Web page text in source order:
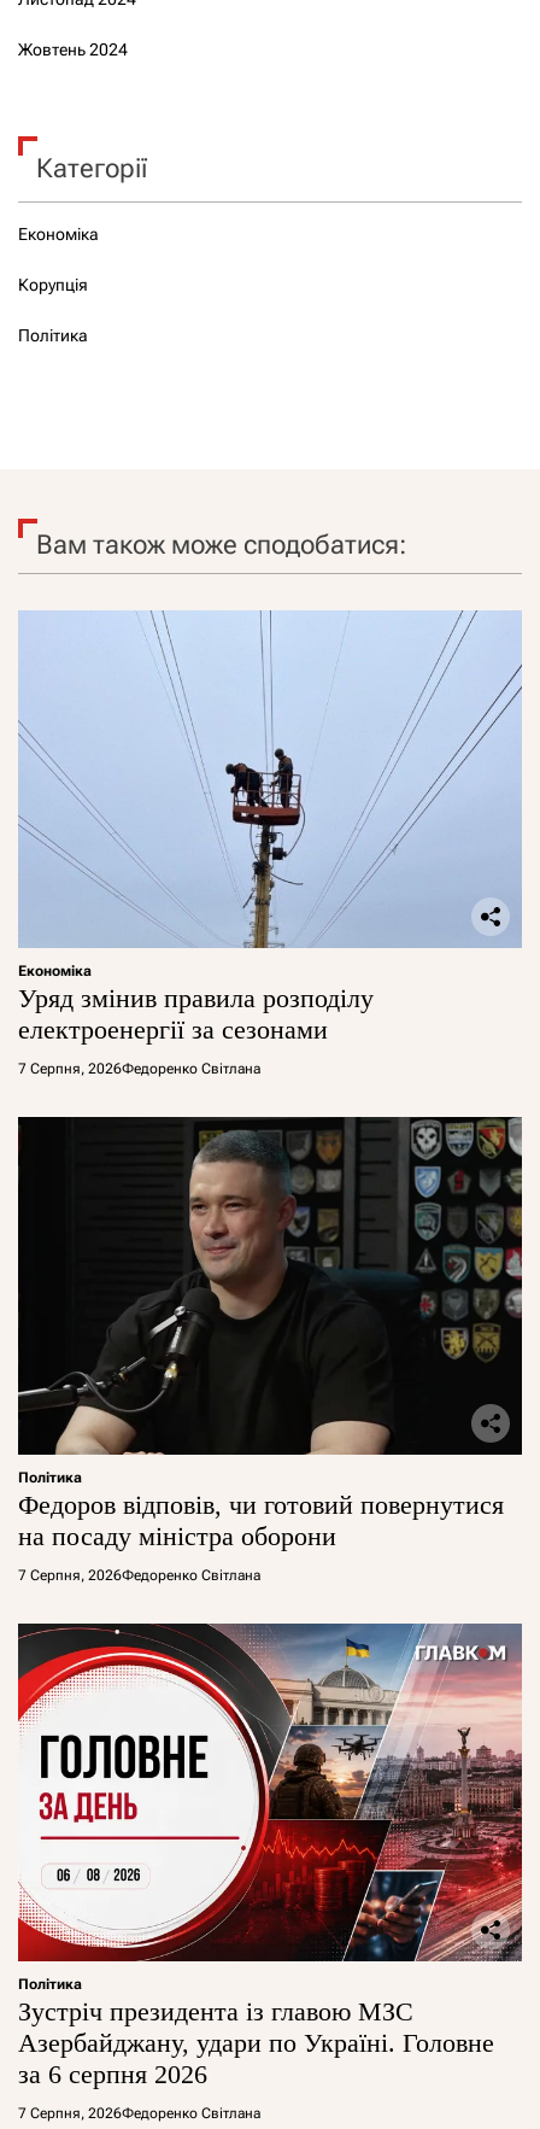
Жовтень 2024
Категорії
Економіка
Корупція
Політика
Вам також може сподобатися:
Економіка
Уряд змінив правила розподілу
електроенергії за сезонами
7 Серпня, 2026Федоренко Світлана
Політика
Федоров відповів, чи готовий повернутися
на посаду міністра оборони
7 Серпня, 2026Федоренко Світлана
Політика
Зустріч президента із главою МЗС
Азербайджану, удари по Україні. Головне
за 6 серпня 2026
7 Серпня, 2026Федоренко Світлана